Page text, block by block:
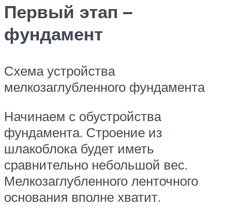
Первый этап –
фундамент
Схема устройства
мелкозаглубленного фундамента
Начинаем с обустройства
фундамента. Строение из
шлакоблока будет иметь
сравнительно небольшой вес.
Мелкозаглубленного ленточного
основания вполне хватит.